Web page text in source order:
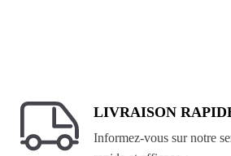
LIVRAISON
Informez-vous sur notre